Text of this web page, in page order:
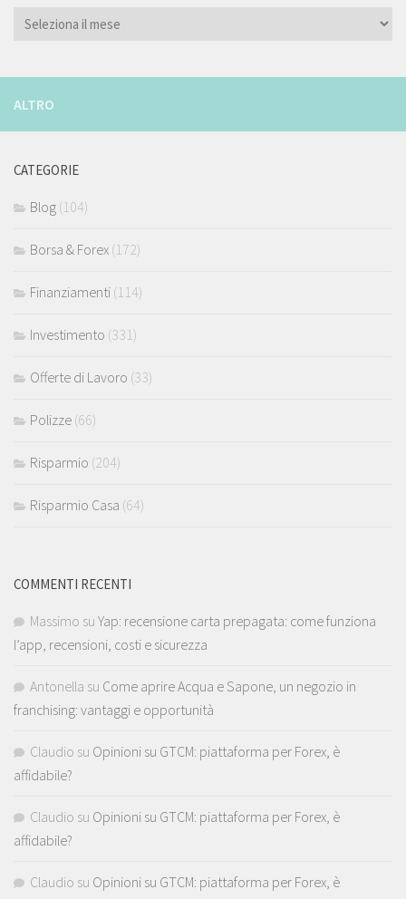
ARCHIVIO
ALTRO
CATEGORIE
Blog (104)
Borsa & Forex (172)
Finanziamenti (114)
Investimento (331)
Offerte di Lavoro (33)
Polizze (66)
Risparmio (204)
Risparmio Casa (64)
COMMENTI RECENTI
Massimo su Yap: recensione carta prepagata: come funziona
l’app, recensioni, costi e sicurezza
Antonella su Come aprire Acqua e Sapone, un negozio in
franchising: vantaggi e opportunità
Claudio su Opinioni su GTCM: piattaforma per Forex, è
affidabile?
Claudio su Opinioni su GTCM: piattaforma per Forex, è
affidabile?
Claudio su Opinioni su GTCM: piattaforma per Forex, è